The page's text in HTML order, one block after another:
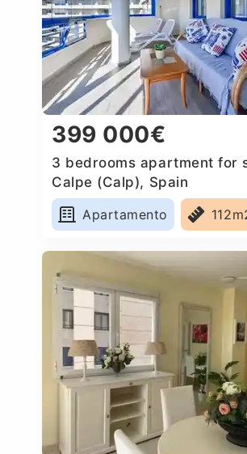
399 000€
3 bedrooms apartment for
Calpe (Calp), Spain
Apartamento